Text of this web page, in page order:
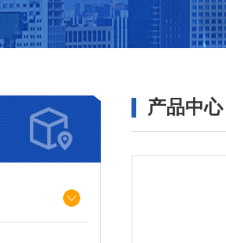
产品中心